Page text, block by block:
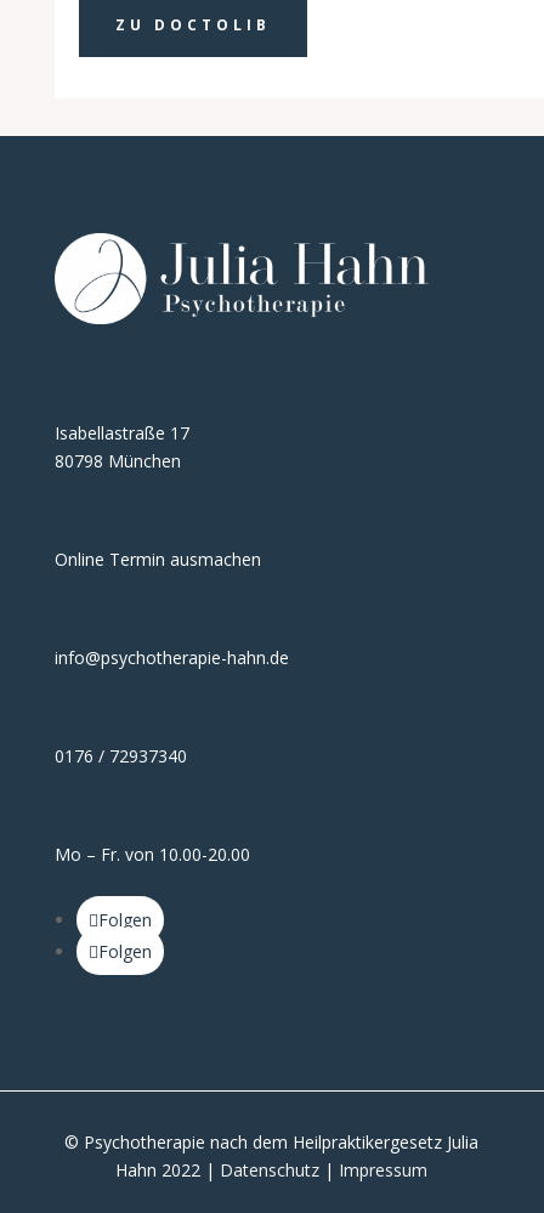
ZU DOCTOLIB
Isabellastraße 17
80798 München
Online Termin ausmachen
info@psychotherapie-hahn.de
0176 / 72937340
Mo – Fr. von 10.00-20.00
Folgen
Folgen
© Psychotherapie nach dem Heilpraktikergesetz Julia
Hahn 2022 | Datenschutz | Impressum